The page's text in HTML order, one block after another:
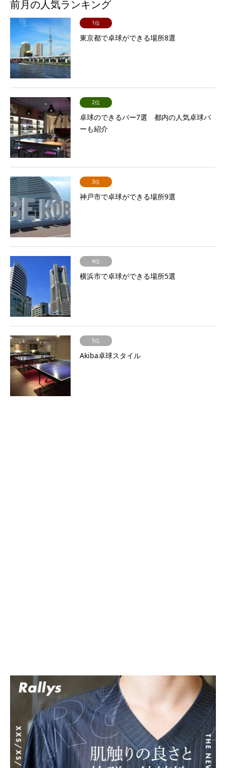
前月の人気ランキング
1位
東京都で卓球ができる場所8選
2位
卓球のできるバー7選 都内の人気卓球バ
ーも紹介
3位
神戸市で卓球ができる場所9選
4位
横浜市で卓球ができる場所5選
5位
Akiba卓球スタイル